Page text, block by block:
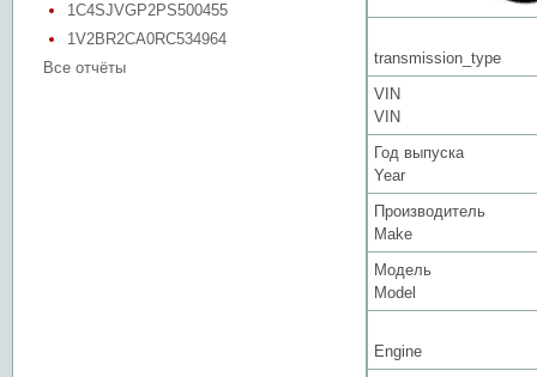
1C4SJVGP2PS500455
1V2BR2CA0RC534964
Все отчёты
transmission_type
VIN
VIN
Год выпуска
Year
Производитель
Make
Модель
Model
Engine